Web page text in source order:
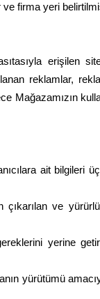
firma yeri
erişilen
reklamlar,
Mağazamızın
ait bilgileri
ve
yerine
yürütümü